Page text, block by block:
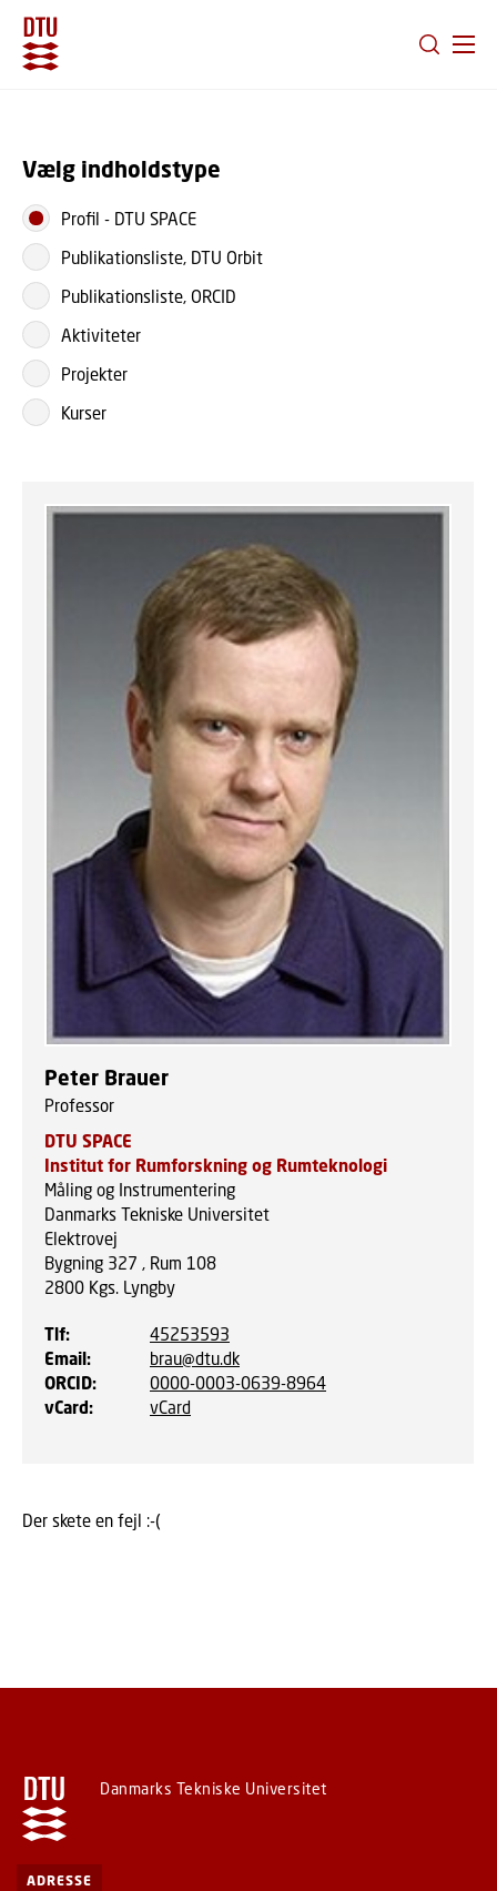
Vælg indholdstype
Profil - DTU SPACE
Publikationsliste, DTU Orbit
Publikationsliste, ORCID
Aktiviteter
Projekter
Kurser
Peter Brauer
Professor
DTU SPACE
Institut for Rumforskning og Rumteknologi
Måling og Instrumentering
Danmarks Tekniske Universitet
Elektrovej
Bygning 327 , Rum 108
2800 Kgs. Lyngby
Tlf:
45253593
Email:
brau@dtu.dk
ORCID:
0000-0003-0639-8964
vCard: vCard
Der skete en fejl :-(
Danmarks Tekniske Universitet
ADRESSE